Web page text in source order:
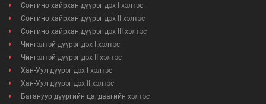
Сонгино хайрхан дүүрэг дэх I хэлтэс
Сонгино хайрхан дүүрэг дэх II хэлтэс
Сонгино хайрхан дүүрэг дэх III хэлтэс
Чингэлтэй дүүрэг дэх I хэлтэс
Чингэлтэй дүүрэг дэх II хэлтэс
Хан-Уул дүүрэг дэх I хэлтэс
Хан-Уул дүүрэг дэх II хэлтэс
Багануур дүүргийн цагдаагийн хэлтэс